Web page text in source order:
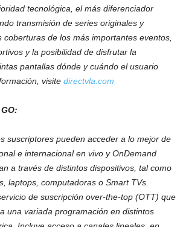
tecnológica, el más diferenciador
transmisión de series originales y
coberturas de los más importantes eventos,
y la posibilidad de disfrutar la
pantallas dónde y cuándo el usuario
visite directvla.com
suscriptores pueden acceder a lo mejor de
e internacional en vivo y OnDemand
a través de distintos dispositivos, tal como
laptops, computadoras o Smart TVs.
de suscripción over-the-top (OTT) que
una variada programación en distintos